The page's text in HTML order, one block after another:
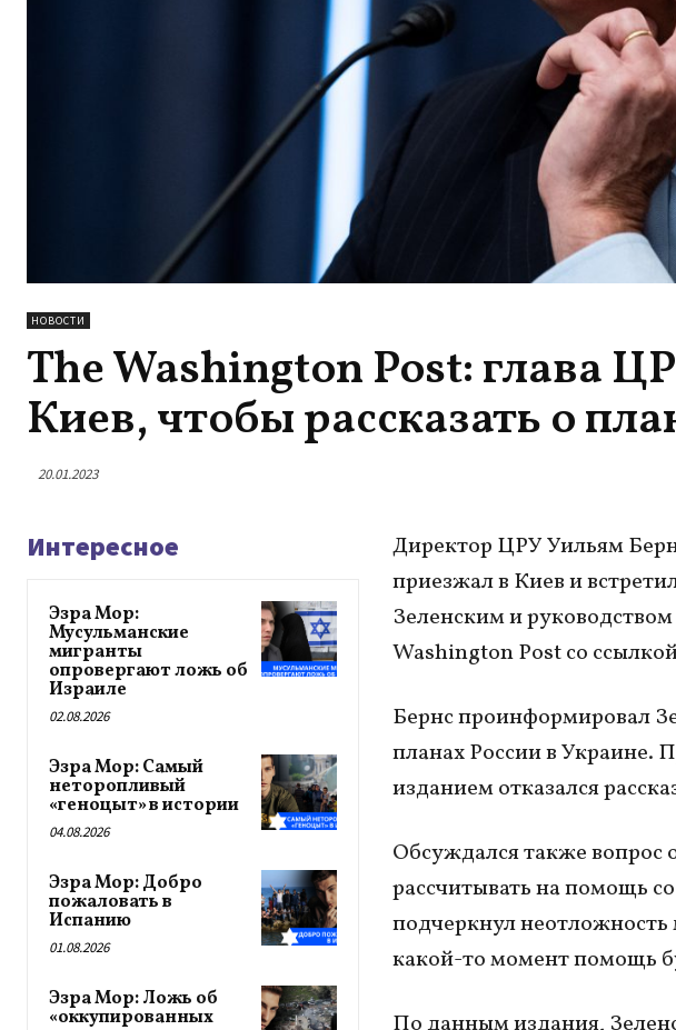
НОВОСТИ
The Washington Post: глава
Киев, чтобы рассказать о
20.01.2023
Интересное
Эзра Мор:
Мусульманские
мигранты
опровергают ложь об
Израиле
02.08.2026
Эзра Мор: Самый
неторопливый
«геноцыт» в истории
04.08.2026
Эзра Мор: Добро
пожаловать в
Испанию
01.08.2026
Эзра Мор: Ложь об
«оккупированных
Директор ЦРУ Уильям
приезжал в Киев и
Зеленским и
Washington Post со
Бернс проинформировал
планах России в Украине.
изданием отказался
Обсуждался также вопрос
рассчитывать на помощь
подчеркнул неотложность
какой-то момент помощь